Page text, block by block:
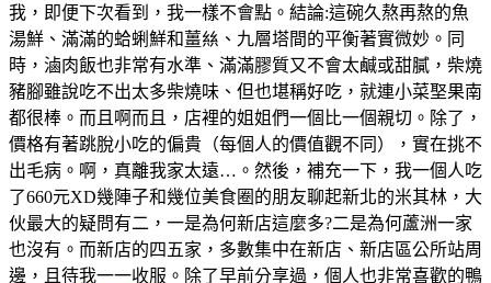
我，即便下次看到，我一樣不會點。結論:這碗久熬再熬的魚
湯鮮、滿滿的蛤蜊鮮和薑𢇃、九層塔間的平衡著實微妙。同
時，滷肉飯也非常有水準、滿滿膠質又不會太鹹或甜膩，柴燒
豬腳雖說吃不出太多柴燒味、但也堪稱好吃，就連小菜埾果南
都很棒。而且啊而且，店裡的姐姐們一個比一個親切。除了，
價格有著跳脫小吃的偏貴（每個人的價值觀不同），實在挑不
出毛病。啊，真離我家太遠…。然後，補充一下，我一個人吃
了660元XD幾陣子和幾位美食圈的朋友聊起新北的米其林，大
伙最大的疑問有二，一是為何新店這麼多?二是為何蘆洲一家
也沒有。而新店的四五家，多數集中在新店、新店區公所站周
邊，且待我一一收服。除了早前分享過，個人也非常喜歡的鴨